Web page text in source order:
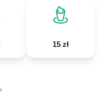
15 zł